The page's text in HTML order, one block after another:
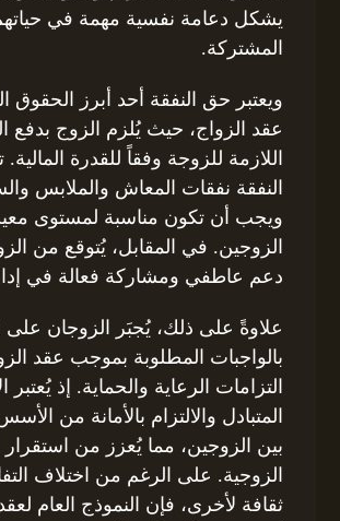
يشكل دعامة نفسية مهمة في
المشتركة.
ويعتبر حق النفقة أحد أبرز الحقوق
عقد الزواج، حيث يُلزم الزوج بدفع
اللازمة للزوجة وفقاً للقدرة
النفقة نفقات المعاش والملابس
ويجب أن تكون مناسبة لمستوى
الزوجين. في المقابل، يُتوقع من
دعم عاطفي ومشاركة فعالة في
علاوةً على ذلك، يُجبَر الزوجان على
بالواجبات المطلوبة بموجب عقد
التزامات الرعاية والحماية. إذ يُعتبر
المتبادل والالتزام بالأمانة من
بين الزوجين، مما يُعزز من استقرار
الزوجية. على الرغم من اختلاف
ثقافة لأخرى، فإن النموذج العام